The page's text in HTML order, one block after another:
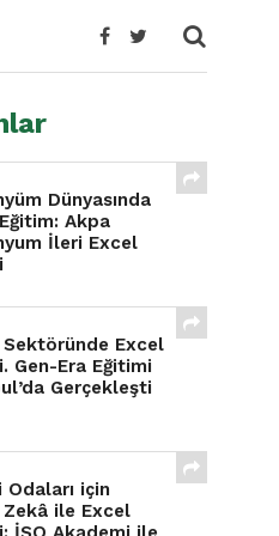
Dünyasında
Akpa
İleri Excel
Sektöründe Excel
Gen-Era Eğitimi
Gerçekleşti
Odaları için
Zekâ ile Excel